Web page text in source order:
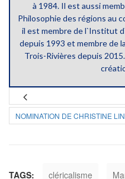
à 1984. Il est aussi
Philosophie des régions au
il est membre de l`Institut
depuis 1993 et membre de
Trois-Rivières depuis
NOMINATION DE CHRISTINE
TAGS: cléricalisme